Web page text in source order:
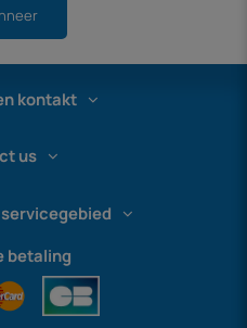
kontakt
us
betaling